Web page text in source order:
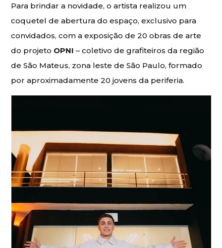
Para brindar a novidade, o artista realizou um
coquetel de abertura do espaço, exclusivo para
convidados, com a exposição de 20 obras de arte
do projeto OPNI – coletivo de grafiteiros da região
de São Mateus, zona leste de São Paulo, formado
por aproximadamente 20 jovens da periferia.